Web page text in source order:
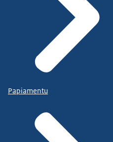
Papiamentu